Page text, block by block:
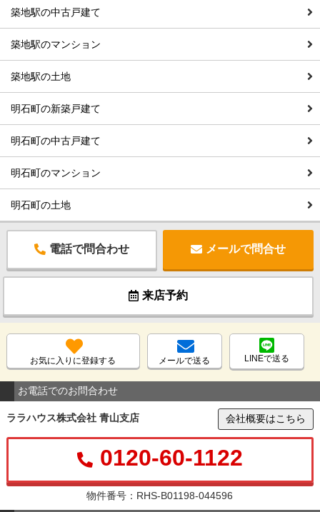
築地駅の中古戸建て
築地駅のマンション
築地駅の土地
明石町の新築戸建て
明石町の中古戸建て
明石町のマンション
明石町の土地
電話で問合わせ メールで問合せ
来店予約
お気に入りに登録する メールで送る LINEで送る
お電話でのお問合わせ
ララハウス株式会社 青山支店 会社概要はこちら
0120-60-1122
物件番号：RHS-B01198-044596